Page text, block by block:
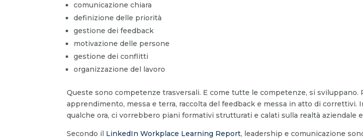
comunicazione chiara
definizione delle priorità
gestione dei feedback
motivazione delle persone
gestione dei conflitti
organizzazione del lavoro
Queste sono competenze trasversali. E come tutte le competenze, si
apprendimento, messa e terra, raccolta del feedback e messa in atto di correttivi.
qualche ora, ci vorrebbero piani formativi strutturati e calati sulla realtà aziendale
Secondo il LinkedIn Workplace Learning Report, leadership e comunicazione